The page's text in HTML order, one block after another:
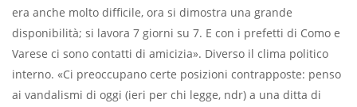
era anche molto difﬁcile, ora si dimostra una grande
disponibilità; si lavora 7 giorni su 7. E con i prefetti di Como e
Varese ci sono contatti di amicizia». Diverso il clima politico
interno. «Ci preoccupano certe posizioni contrapposte: penso
ai vandalismi di oggi (ieri per chi legge, ndr) a una ditta di